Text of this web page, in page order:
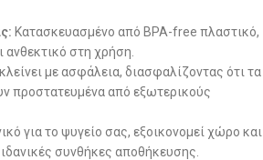
Κατασκευασμένο από BPA-free πλαστικό,
στη χρήση.
με ασφάλεια, διασφαλίζοντας ότι τα
προστατευμένα από εξωτερικούς
για το ψυγείο σας, εξοικονομεί χώρο και
συνθήκες αποθήκευσης.